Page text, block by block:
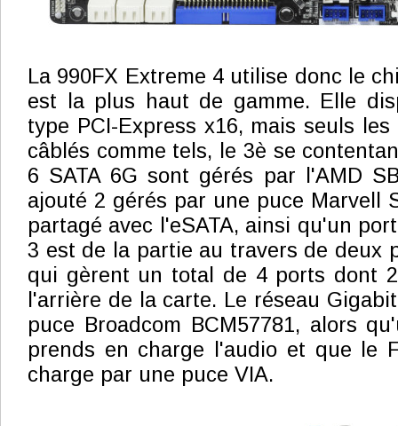
La 990FX Extreme 4 utilise donc le
est la plus haut de gamme. Elle
type PCI-Express x16, mais seuls
câblés comme tels, le 3è se
6 SATA 6G sont gérés par l'AMD
ajouté 2 gérés par une puce Marvell
partagé avec l'eSATA, ainsi qu'un
3 est de la partie au travers de deux
qui gèrent un total de 4 ports dont
l'arrière de la carte. Le réseau
puce Broadcom BCM57781, alors
prends en charge l'audio et que le
charge par une puce VIA.